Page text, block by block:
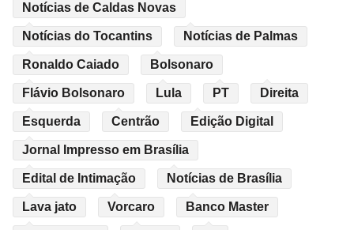
Notícias de Caldas Novas
Notícias do Tocantins Notícias de Palmas
Ronaldo Caiado Bolsonaro
Flávio Bolsonaro Lula PT Direita
Esquerda Centrão Edição Digital
Jornal Impresso em Brasília
Edital de Intimação Notícias de Brasília
Lava jato Vorcaro Banco Master